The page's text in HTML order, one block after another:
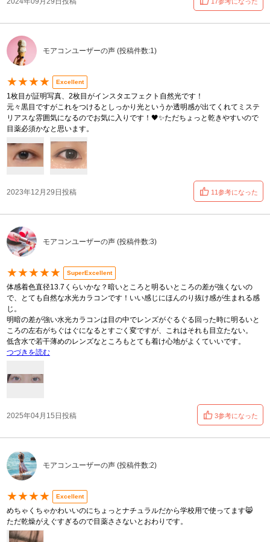
モアコンユーザーの声 (投稿件数:1)
★★★★ Excellent
1枚目が証明写真、2枚目がインスタエフェクト自然光です！
元々黒目ですがこれをつけるとしっかり光というか透明感が出てくれてミステ
リアスな雰囲気になるのでお気に入りです！🖤✨ただちょっと乾きやすいので
目薬必須かなと思います。
2023年12月29日投稿 11参考になった
モアコンユーザーの声 (投稿件数:3)
★★★★★ SuperExcellent
体感着色直径13.7くらいかな？暗いところと明るいところの差が強くないの
で、とても自然な水光カラコンです！いい感じにほんのり抜け感が生まれる感
じ。
明暗の差が強い水光カラコンは目の中でレンズがぐるぐる回った時に明るいと
ころの左右がちぐはぐになるとすごく変ですが、これはそれも目立たない。
低含水で若干薄めのレンズなところもとても着け心地がよくていいです。
つづきを読む
2025年04月15日投稿 3参考になった
モアコンユーザーの声 (投稿件数:2)
★★★★ Excellent
めちゃくちゃかわいいのにちょっとナチュラルだから学校用で使ってます😸
ただ乾燥がえぐすぎるので目薬ささないとおわりです。